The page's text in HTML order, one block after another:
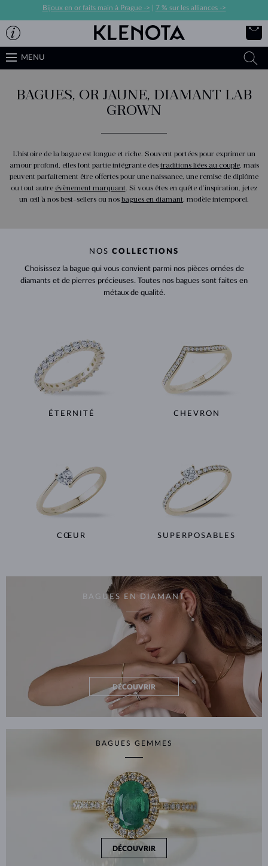
Bijoux en or faits main à Prague -> 7 % sur les alliances ->
MENU
BAGUES, OR JAUNE, DIAMANT LAB
GROWN
L’histoire de la bague est longue et riche. Souvent portées pour exprimer un
amour profond, elles font partie intégrante des traditions liées au couple, mais
peuvent parfaitement être offertes pour une naissance, une remise de diplôme
ou tout autre évènement marquant. Si vous êtes en quête d’inspiration, jetez
un œil à nos best-sellers ou nos bagues en diamant, modèle intemporel.
NOS COLLECTIONS
Choisissez la bague qui vous convient parmi nos pièces ornées de
diamants et de pierres précieuses. Toutes nos bagues sont faites en
métaux de qualité.
ÉTERNITÉ CHEVRON
CŒUR SUPERPOSABLES
BAGUES EN DIAMANT
DÉCOUVRIR
BAGUES GEMMES
DÉCOUVRIR